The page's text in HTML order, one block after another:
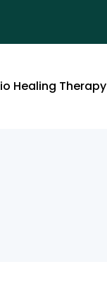
Healing Therapy